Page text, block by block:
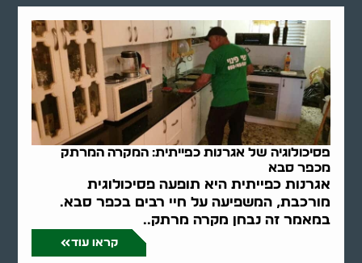
פסיכולוגיה של אגרנות כפייתית: המקרה המרתק
מכפר סבא
אגרנות כפייתית היא תופעה פסיכולוגית
מורכבת, המשפיעה על חיי רבים בכפר סבא.
במאמר זה נבחן מקרה מרתק..
קראו עוד